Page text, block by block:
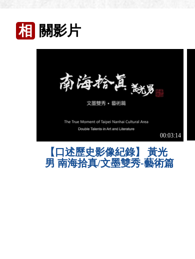
相 關影片
00:03:14
【口述歷史影像紀錄】 黃光
男 南海拾真/文墨雙秀-藝術篇